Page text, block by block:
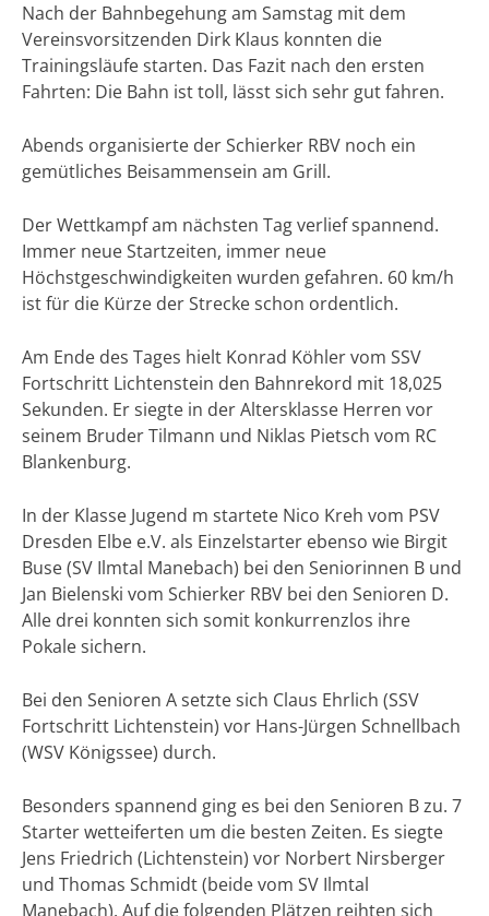
Nach der Bahnbegehung am Samstag mit dem
Vereinsvorsitzenden Dirk Klaus konnten die
Trainingsläufe starten. Das Fazit nach den ersten
Fahrten: Die Bahn ist toll, lässt sich sehr gut fahren.
Abends organisierte der Schierker RBV noch ein
gemütliches Beisammensein am Grill.
Der Wettkampf am nächsten Tag verlief spannend.
Immer neue Startzeiten, immer neue
Höchstgeschwindigkeiten wurden gefahren. 60 km/h
ist für die Kürze der Strecke schon ordentlich.
Am Ende des Tages hielt Konrad Köhler vom SSV
Fortschritt Lichtenstein den Bahnrekord mit 18,025
Sekunden. Er siegte in der Altersklasse Herren vor
seinem Bruder Tilmann und Niklas Pietsch vom RC
Blankenburg.
In der Klasse Jugend m startete Nico Kreh vom PSV
Dresden Elbe e.V. als Einzelstarter ebenso wie Birgit
Buse (SV Ilmtal Manebach) bei den Seniorinnen B und
Jan Bielenski vom Schierker RBV bei den Senioren D.
Alle drei konnten sich somit konkurrenzlos ihre
Pokale sichern.
Bei den Senioren A setzte sich Claus Ehrlich (SSV
Fortschritt Lichtenstein) vor Hans-Jürgen Schnellbach
(WSV Königssee) durch.
Besonders spannend ging es bei den Senioren B zu. 7
Starter wetteiferten um die besten Zeiten. Es siegte
Jens Friedrich (Lichtenstein) vor Norbert Nirsberger
und Thomas Schmidt (beide vom SV Ilmtal
Manebach). Auf die folgenden Plätzen reihten sich